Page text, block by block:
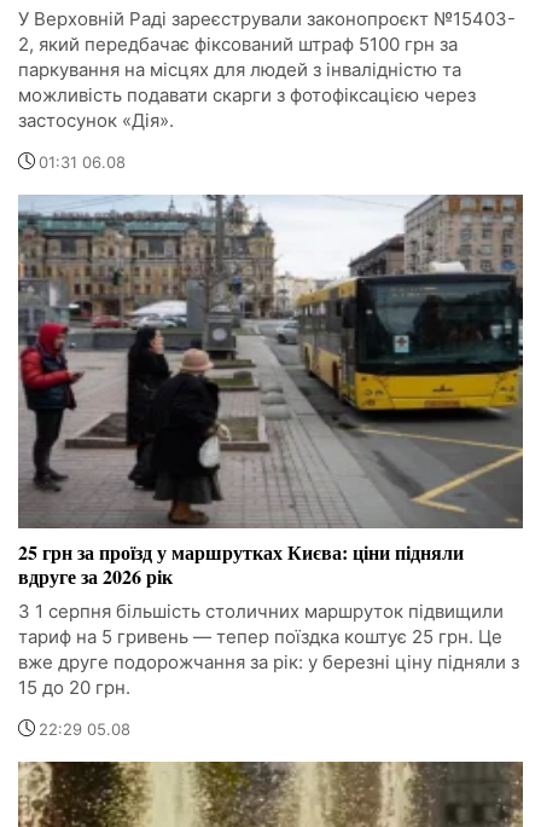
У Верховній Раді зареєстрували законопроєкт №15403-
2, який передбачає фіксований штраф 5100 грн за
паркування на місцях для людей з інвалідністю та
можливість подавати скарги з фотофіксацією через
застосунок «Дія».
01:31 06.08
25 грн за проїзд у маршрутках Києва: ціни підняли
вдруге за 2026 рік
З 1 серпня більшість столичних маршруток підвищили
тариф на 5 гривень — тепер поїздка коштує 25 грн. Це
вже друге подорожчання за рік: у березні ціну підняли з
15 до 20 грн.
22:29 05.08